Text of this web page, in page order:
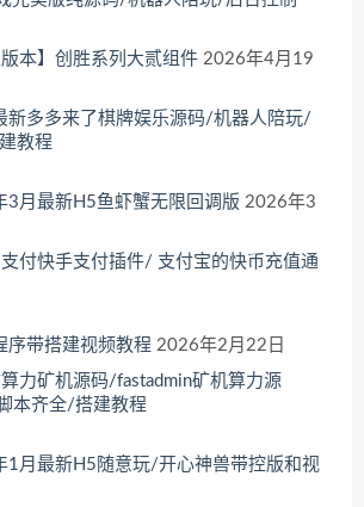
本】创胜系列大贰组件 2026年4月19
新多多来了棋牌娱乐源码/机器人陪玩/
教程
3月最新H5鱼虾蟹无限回调版 2026年3
付快手支付插件/ 支付宝的快币充值通
序带搭建视频教程 2026年2月22日
力矿机源码/fastadmin矿机算力源
本齐全/搭建教程
1月最新H5随意玩/开心神兽带控版和视